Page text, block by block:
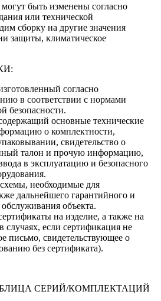
быть изменены согласно
или технической
сборку на другие значения
защиты, климатическое
согласно
в соответствии с нормами
безопасности.
основные технические
о комплектности,
свидетельство о
талон и прочую информацию,
в эксплуатацию и безопасного
необходимые для
дальнейшего гарантийного и
объекта.
на изделие, а также на
случаях, если сертификация не
письмо, свидетельствующее о
без сертификата).
СЕРИЙ/КОМПЛЕКТАЦИЙ